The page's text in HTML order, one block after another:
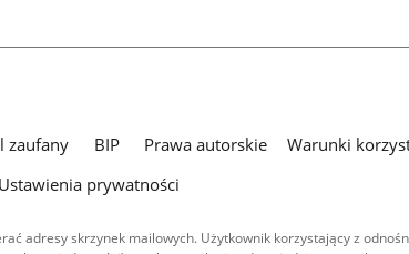
zaufany BIP Prawa autorskie Warunki
Ustawienia prywatności
adresy skrzynek mailowych. Użytkownik korzystający z